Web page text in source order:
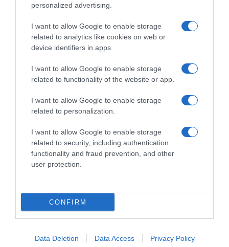
personalized advertising.
I want to allow Google to enable storage
related to analytics like cookies on web or
device identifiers in apps.
I want to allow Google to enable storage
related to functionality of the website or app.
I want to allow Google to enable storage
related to personalization.
I want to allow Google to enable storage
related to security, including authentication
functionality and fraud prevention, and other
user protection.
CONFIRM
Data Deletion Data Access Privacy Policy
ΕΛΛΑΔΑ
Καταγγελία για ξυλοδαρμό
ειδικευόμενης γιατρού στον Ερυθρό
Σταυρό από γυναίκα ασθενή –
και να τη χτυπάει”
Η δράστιδα ήταν πιθανώς υπό την επήρεια αλκοόλ